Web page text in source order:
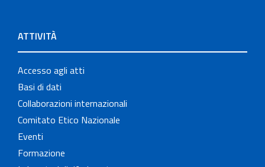
ATTIVITÀ
Accesso agli atti
Basi di dati
Collaborazioni internazionali
Comitato Etico Nazionale
Eventi
Formazione